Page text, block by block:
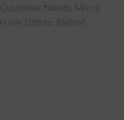
Needs, Micra
10th to 16th of